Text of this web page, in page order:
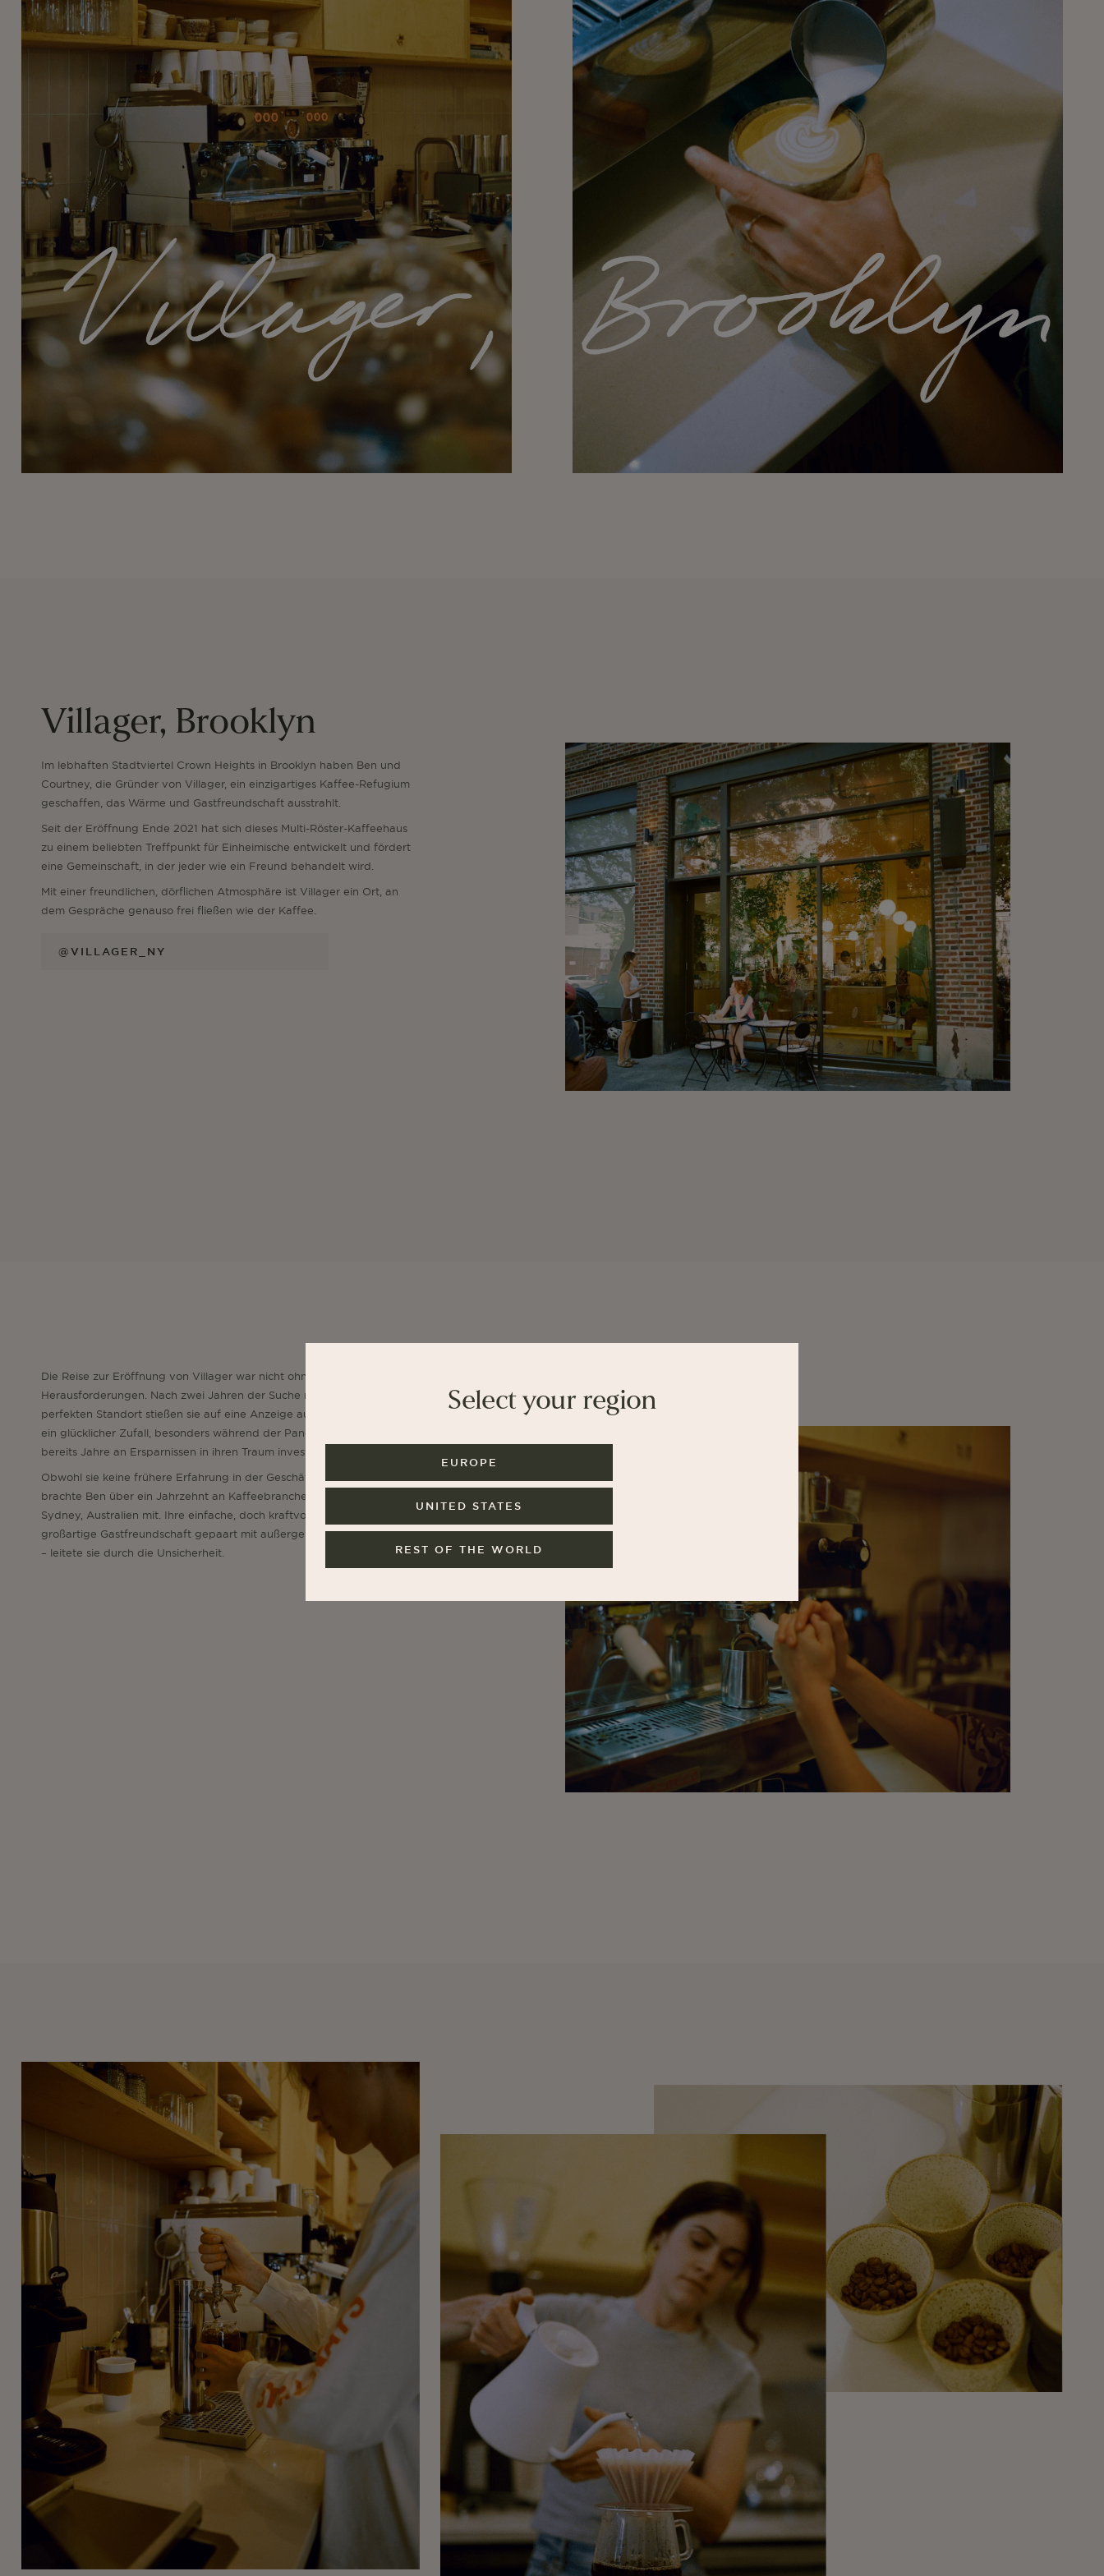
Select your region
EUROPE
UNITED STATES
REST OF THE WORLD
Villager, Brooklyn
Im lebhaften Stadtviertel Crown Heights in Brooklyn haben Ben und
Courtney, die Gründer von Villager, ein einzigartiges Kaffee-Refugium
geschaffen, das Wärme und Gastfreundschaft ausstrahlt.
Seit der Eröffnung Ende 2021 hat sich dieses Multi-Röster-Kaffeehaus
zu einem beliebten Treffpunkt für Einheimische entwickelt und fördert
eine Gemeinschaft, in der jeder wie ein Freund behandelt wird.
Mit einer freundlichen, dörflichen Atmosphäre ist Villager ein Ort, an
dem Gespräche genauso frei fließen wie der Kaffee.
@VILLAGER_NY
Die Reise zur Eröffnung von Villager war nicht ohne
Herausforderungen. Nach zwei Jahren der Suche nach dem
perfekten Standort stießen sie auf eine Anzeige auf Craigslist. Es war
ein glücklicher Zufall, besonders während der Pandemie, als sie
bereits Jahre an Ersparnissen in ihren Traum investiert hatten.
Obwohl sie keine frühere Erfahrung in der Geschäftsführung hatten,
brachte Ben über ein Jahrzehnt an Kaffeebranchenwissen aus
Sydney, Australien mit. Ihre einfache, doch kraftvolle Formel –
großartige Gastfreundschaft gepaart mit außergewöhnlichem Kaffee
– leitete sie durch die Unsicherheit.